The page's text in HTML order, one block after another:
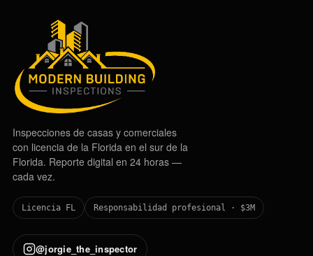
Inspecciones de casas y comerciales
con licencia de la Florida en el sur de la
Florida. Reporte digital en 24 horas —
cada vez.
Licencia FL Responsabilidad profesional · $3M
@jorgie_the_inspector